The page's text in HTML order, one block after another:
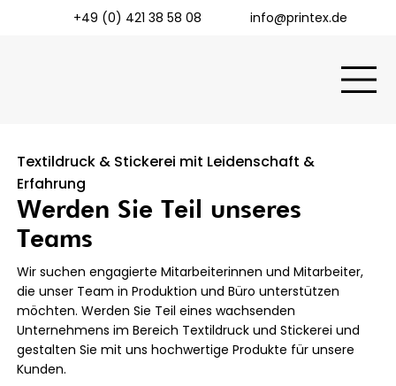
+49 (0) 421 38 58 08 info@printex.de
Textildruck & Stickerei mit Leidenschaft &
Erfahrung
Werden Sie Teil unseres
Teams
Wir suchen engagierte Mitarbeiterinnen und Mitarbeiter,
die unser Team in Produktion und Büro unterstützen
möchten. Werden Sie Teil eines wachsenden
Unternehmens im Bereich Textildruck und Stickerei und
gestalten Sie mit uns hochwertige Produkte für unsere
Kunden.